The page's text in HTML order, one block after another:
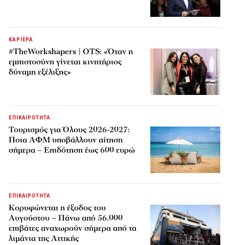
ΚΑΡΙΕΡΑ
#TheWorkshapers | OTS: «Όταν η
εμπιστοσύνη γίνεται κινητήριος
δύναμη εξέλιξης»
ΕΠΙΚΑΙΡΟΤΗΤΑ
Τουρισμός για Όλους 2026-2027:
Ποια ΑΦΜ υποβάλλουν αίτηση
σήμερα – Επιδότηση έως 600 ευρώ
ΕΠΙΚΑΙΡΟΤΗΤΑ
Κορυφώνεται η έξοδος του
Αυγούστου – Πάνω από 56.000
επιβάτες αναχωρούν σήμερα από τα
λιμάνια της Αττικής